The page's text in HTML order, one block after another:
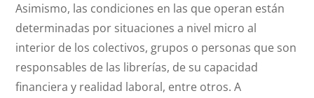
Asimismo, las condiciones en las que operan están
determinadas por situaciones a nivel micro al
interior de los colectivos, grupos o personas que son
responsables de las librerías, de su capacidad
financiera y realidad laboral, entre otros. A